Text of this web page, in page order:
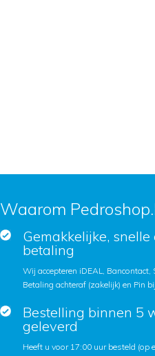
Waarom
Gemakkelijke,
betaling
Wij accepteren iDEAL,
Betaling achteraf (zakelijk) en Pin
Bestelling binnen 5
geleverd
Heeft u voor 17:00 uur besteld (op